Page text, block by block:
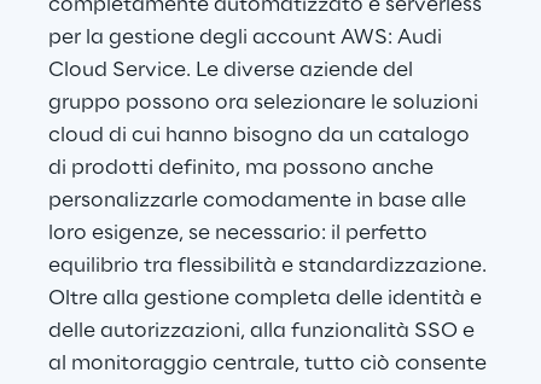
completamente automatizzato e serverless
per la gestione degli account AWS: Audi
Cloud Service. Le diverse aziende del
gruppo possono ora selezionare le soluzioni
cloud di cui hanno bisogno da un catalogo
di prodotti definito, ma possono anche
personalizzarle comodamente in base alle
loro esigenze, se necessario: il perfetto
equilibrio tra flessibilità e standardizzazione.
Oltre alla gestione completa delle identità e
delle autorizzazioni, alla funzionalità SSO e
al monitoraggio centrale, tutto ciò consente